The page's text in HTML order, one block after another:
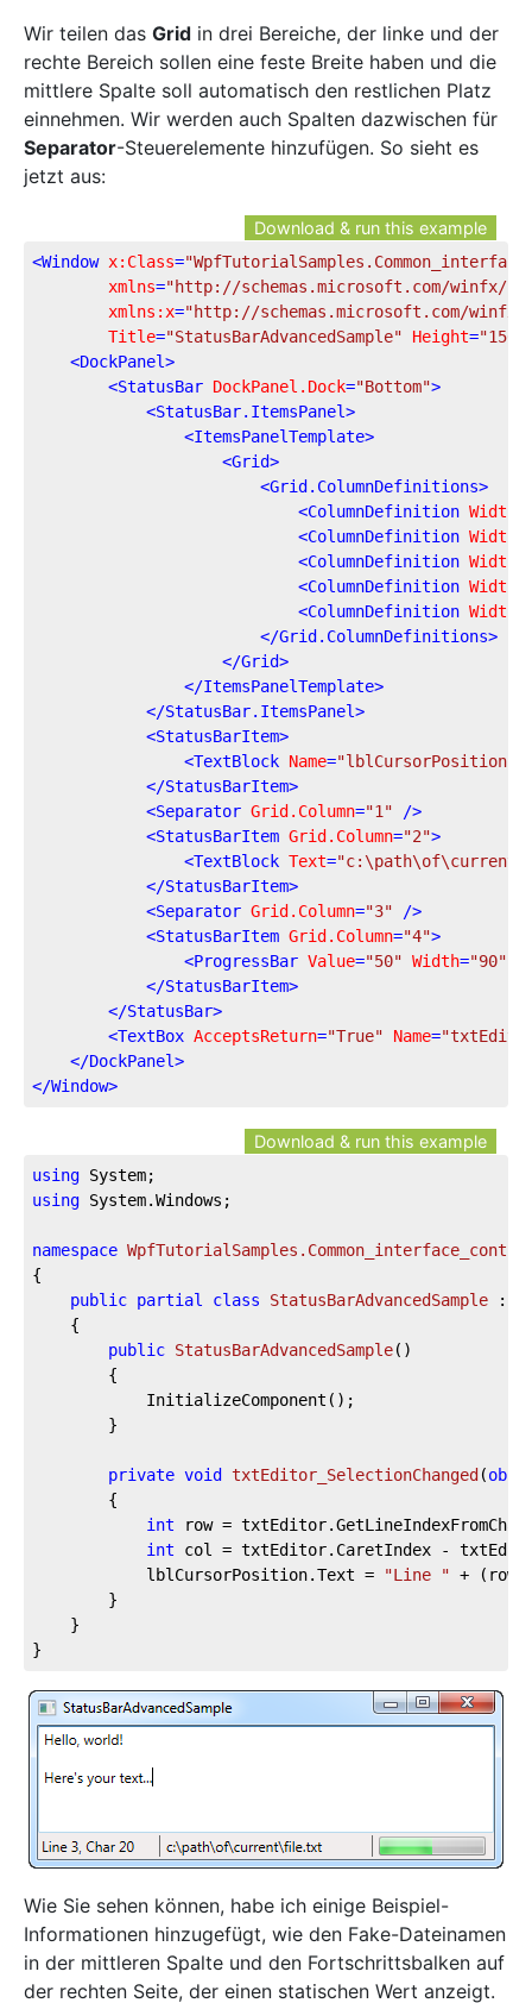
Wir teilen das Grid in drei Bereiche, der linke und der
rechte Bereich sollen eine feste Breite haben und die
mittlere Spalte soll automatisch den restlichen Platz
einnehmen. Wir werden auch Spalten dazwischen für
Separator-Steuerelemente hinzufügen. So sieht es
jetzt aus:
Download & run this example
<Window x:Class=
xmlns="http://schemas.microsoft.com/winfx/
xmlns:x="http://schemas.microsoft.com/winfx/
Title="StatusBarAdvancedSample" Height="150"
<DockPanel>
<StatusBar DockPanel.Dock="Bottom">
<StatusBar.ItemsPanel>
<ItemsPanelTemplate>
<Grid>
<Grid.ColumnDefinitions>
<ColumnDefinition Width
<ColumnDefinition Width
<ColumnDefinition Width
<ColumnDefinition Width
<ColumnDefinition Width
</Grid.ColumnDefinitions>
</Grid>
</ItemsPanelTemplate>
</StatusBar.ItemsPanel>
<StatusBarItem>
<TextBlock Name="lblCursorPosition"
</StatusBarItem>
<Separator Grid.Column="1" />
<StatusBarItem Grid.Column="2">
<TextBlock Text=
</StatusBarItem>
<Separator Grid.Column="3" />
<StatusBarItem Grid.Column="4">
<ProgressBar Value="50" Width="90"
</StatusBarItem>
</StatusBar>
<TextBox AcceptsReturn="True" Name=
</DockPanel>
</Window>
Download & run this example
using
using System.Windows;
namespace
{
public partial class StatusBarAdvancedSample :
public StatusBarAdvancedSample( )
private void txtEditor_SelectionChanged (
int row =
int col = txtEditor.CaretIndex -
			lblCursorPosition.Text =
"Line " + (row
}
Wie Sie sehen können, habe ich einige Beispiel-
Informationen hinzugefügt, wie den Fake-Dateinamen
in der mittleren Spalte und den Fortschrittsbalken auf
der rechten Seite, der einen statischen Wert anzeigt.